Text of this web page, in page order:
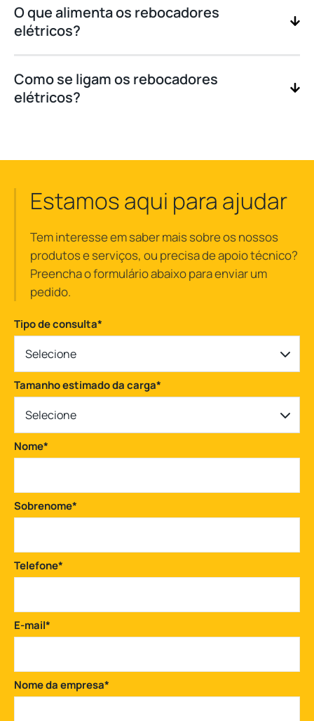
O que alimenta os rebocadores
elétricos?
Como se ligam os rebocadores
elétricos?
Estamos aqui para ajudar
Tem interesse em saber mais sobre os nossos
produtos e serviços, ou precisa de apoio técnico?
Preencha o formulário abaixo para enviar um
pedido.
Tipo de consulta*
Selecione
Tamanho estimado da carga*
Selecione
Nome*
Sobrenome*
Telefone*
E-mail*
Nome da empresa*